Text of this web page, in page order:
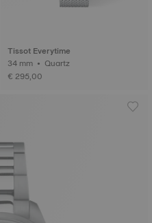
Tissot Everytime
34 mm • Quartz
€ 295,00